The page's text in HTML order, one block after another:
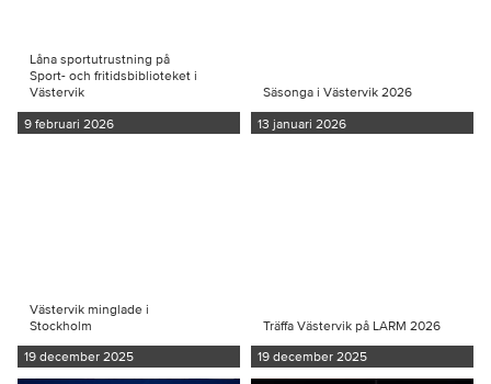
Låna sportutrustning på
Sport- och fritidsbiblioteket i
Västervik
9 februari 2026
Säsonga i Västervik 2026
13 januari 2026
Västervik minglade i
Stockholm
19 december 2025
Träffa Västervik på LARM 2026
19 december 2025